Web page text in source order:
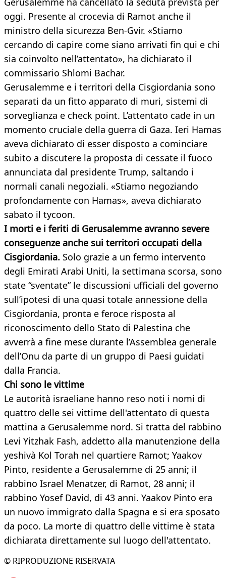
oggi. Presente al crocevia di Ramot anche il
ministro della sicurezza Ben-Gvir. «Stiamo
cercando di capire come siano arrivati fin qui e chi
sia coinvolto nell’attentato», ha dichiarato il
commissario Shlomi Bachar.
Gerusalemme e i territori della Cisgiordania sono
separati da un fitto apparato di muri, sistemi di
sorveglianza e check point. L’attentato cade in un
momento cruciale della guerra di Gaza. Ieri Hamas
aveva dichiarato di esser disposto a cominciare
subito a discutere la proposta di cessate il fuoco
annunciata dal presidente Trump, saltando i
normali canali negoziali. «Stiamo negoziando
profondamente con Hamas», aveva dichiarato
sabato il tycoon.
I morti e i feriti di Gerusalemme avranno severe
conseguenze anche sui territori occupati della
Cisgiordania. Solo grazie a un fermo intervento
degli Emirati Arabi Uniti, la settimana scorsa, sono
state “sventate” le discussioni ufficiali del governo
sull’ipotesi di una quasi totale annessione della
Cisgiordania, pronta e feroce risposta al
riconoscimento dello Stato di Palestina che
avverrà a fine mese durante l’Assemblea generale
dell’Onu da parte di un gruppo di Paesi guidati
dalla Francia.
Chi sono le vittime
Le autorità israeliane hanno reso noti i nomi di
quattro delle sei vittime dell'attentato di questa
mattina a Gerusalemme nord. Si tratta del rabbino
Levi Yitzhak Fash, addetto alla manutenzione della
yeshivà Kol Torah nel quartiere Ramot; Yaakov
Pinto, residente a Gerusalemme di 25 anni; il
rabbino Israel Menatzer, di Ramot, 28 anni; il
rabbino Yosef David, di 43 anni. Yaakov Pinto era
un nuovo immigrato dalla Spagna e si era sposato
da poco. La morte di quattro delle vittime è stata
dichiarata direttamente sul luogo dell'attentato.
© RIPRODUZIONE RISERVATA